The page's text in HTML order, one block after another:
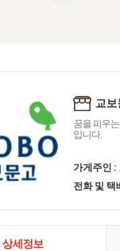
교
꿈을 피우
입니다.
가게주인 :
전화 및 택
상세정보